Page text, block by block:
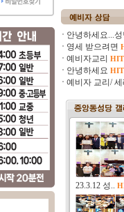
안녕하세요...
영세 받으려면
예비자교리 HIT
안녕하세요 HIT
예비자 교리/
23.3.12 성..